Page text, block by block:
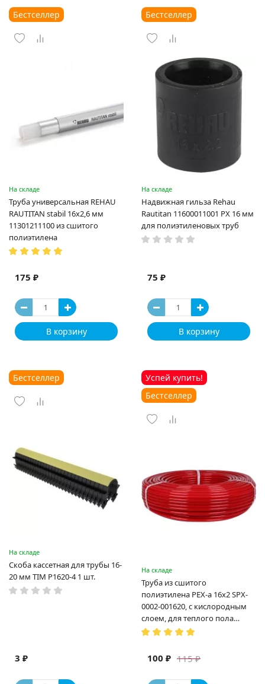
Бестселлер
На складе
Труба универсальная REHAU
RAUTITAN stabil 16х2,6 мм
11301211100 из сшитого
полиэтилена
175 ₽
В корзину
Бестселлер
На складе
Надвижная гильза Rehau
Rautitan 11600011001 PX 16 мм
для полиэтиленовых труб
75 ₽
В корзину
Бестселлер
На складе
Скоба кассетная для трубы 16-
20 мм TIM P1620-4 1 шт.
3 ₽
Успей купить!
Бестселлер
На складе
Труба из сшитого
полиэтилена PEX-a 16х2 SPX-
0002-001620, с кислородным
слоем, для теплого пола
(Испания)
115 ₽
100 ₽